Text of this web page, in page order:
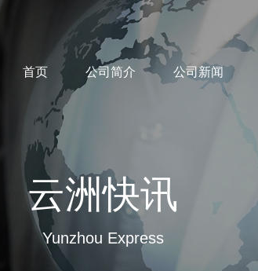
首页 公司简介 公司新闻
云洲快讯
Yunzhou Express